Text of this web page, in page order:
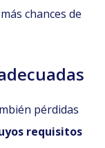
chances de
pérdidas
requisitos